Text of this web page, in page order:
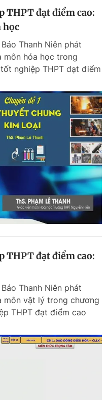
THPT đạt điểm cao:
học
Thanh Niên phát
môn hóa học trong
nghiệp THPT đạt điểm
THPT đạt điểm cao:
Thanh Niên phát
môn vật lý trong chương
THPT đạt điểm cao